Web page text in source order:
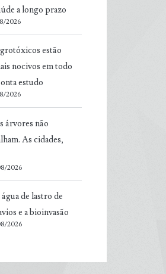
a longo prazo
2026
estão
nocivos em todo
estudo
2026
árvores não
As cidades,
2026
de lastro de
e a bioinvasão
2026